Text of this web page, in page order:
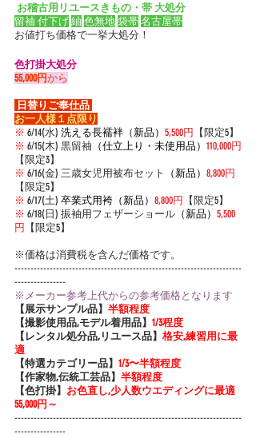
お稽古用リユースきもの・帯 大処分
留袖 付下げ 紬 色無地 袋帯 名古屋帯
お値打ち価格で一挙大処分！
色打掛大処分
55,000円から
日替りご奉仕品
お一人様１点限り
※ 6/14(水) 洗える長襦袢（新品） 5,500円 【限定5】
※ 6/15(木) 黒留袖 （仕立上り・未使用品） 110,000円
【限定3】
※ 6/16(金) 三歳女児用被布セット （新品） 8,800円
【限定5】
※ 6/17(土) 卒業式用袴（新品） 8,800円 【限定5】
※ 6/18(日) 振袖用フェザーショール （新品） 5,500
円 【限定5】
※価格は消費税を含んだ価格です。
-----------------------------------------------------------------------
----------------
※メーカー参考上代からの参考価格となります
【展示サンプル品】 半額程度
【撮影使用品,モデル着用品】 1/3程度
【レンタル処分品,リユース品】 格安,練習用に最
適
【特選カテゴリー品】 1/3〜半額程度
【作家物,伝統工芸品】 半額程度
【色打掛】 お色直し,少人数ウエディングに最適
55,000円～
-----------------------------------------------------------------------
----------------